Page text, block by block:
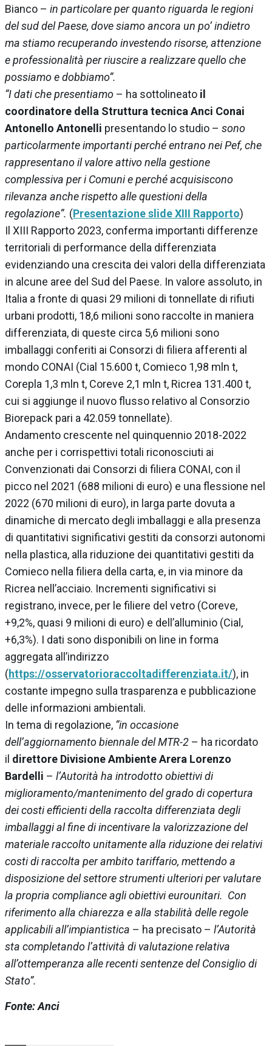
Bianco – in particolare per quanto riguarda le regioni
del sud del Paese, dove siamo ancora un po’ indietro
ma stiamo recuperando investendo risorse, attenzione
e professionalità per riuscire a realizzare quello che
possiamo e dobbiamo”.
“I dati che presentiamo – ha sottolineato il
coordinatore della Struttura tecnica Anci Conai
Antonello Antonelli presentando lo studio – sono
particolarmente importanti perché entrano nei Pef, che
rappresentano il valore attivo nella gestione
complessiva per i Comuni e perché acquisiscono
rilevanza anche rispetto alle questioni della
regolazione”. (Presentazione slide XIII Rapporto)
Il XIII Rapporto 2023, conferma importanti differenze
territoriali di performance della differenziata
evidenziando una crescita dei valori della differenziata
in alcune aree del Sud del Paese. In valore assoluto, in
Italia a fronte di quasi 29 milioni di tonnellate di rifiuti
urbani prodotti, 18,6 milioni sono raccolte in maniera
differenziata, di queste circa 5,6 milioni sono
imballaggi conferiti ai Consorzi di filiera afferenti al
mondo CONAI (Cial 15.600 t, Comieco 1,98 mln t,
Corepla 1,3 mln t, Coreve 2,1 mln t, Ricrea 131.400 t,
cui si aggiunge il nuovo flusso relativo al Consorzio
Biorepack pari a 42.059 tonnellate).
Andamento crescente nel quinquennio 2018-2022
anche per i corrispettivi totali riconosciuti ai
Convenzionati dai Consorzi di filiera CONAI, con il
picco nel 2021 (688 milioni di euro) e una flessione nel
2022 (670 milioni di euro), in larga parte dovuta a
dinamiche di mercato degli imballaggi e alla presenza
di quantitativi significativi gestiti da consorzi autonomi
nella plastica, alla riduzione dei quantitativi gestiti da
Comieco nella filiera della carta, e, in via minore da
Ricrea nell’acciaio. Incrementi significativi si
registrano, invece, per le filiere del vetro (Coreve,
+9,2%, quasi 9 milioni di euro) e dell’alluminio (Cial,
+6,3%). I dati sono disponibili on line in forma
aggregata all’indirizzo
(https://osservatorioraccoltadifferenziata.it/), in
costante impegno sulla trasparenza e pubblicazione
delle informazioni ambientali.
In tema di regolazione, “in occasione
dell’aggiornamento biennale del MTR-2 – ha ricordato
il direttore Divisione Ambiente Arera Lorenzo
Bardelli – l’Autorità ha introdotto obiettivi di
miglioramento/mantenimento del grado di copertura
dei costi efficienti della raccolta differenziata degli
imballaggi al fine di incentivare la valorizzazione del
materiale raccolto unitamente alla riduzione dei relativi
costi di raccolta per ambito tariffario, mettendo a
disposizione del settore strumenti ulteriori per valutare
la propria compliance agli obiettivi eurounitari. Con
riferimento alla chiarezza e alla stabilità delle regole
applicabili all’impiantistica – ha precisato – l’Autorità
sta completando l’attività di valutazione relativa
all’ottemperanza alle recenti sentenze del Consiglio di
Stato”.
Fonte: Anci